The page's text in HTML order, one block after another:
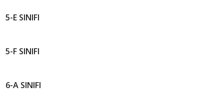
5-E SINIFI
5-F SINIFI
6-A SINIFI